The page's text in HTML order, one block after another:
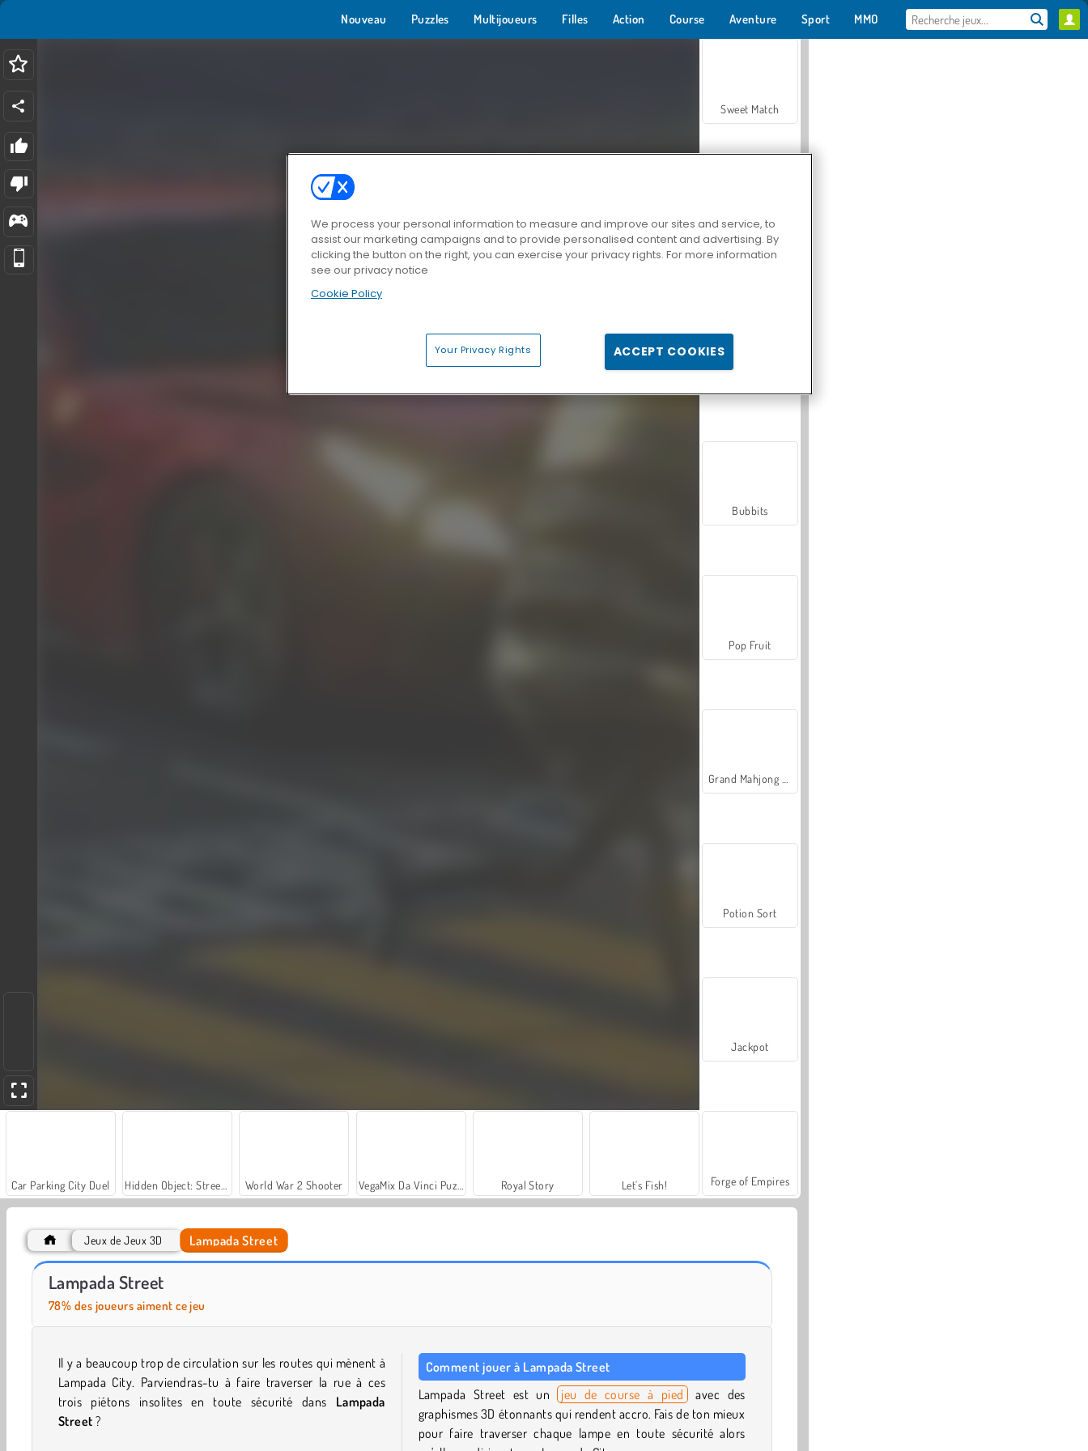
Nouveau Puzzles Multijoueurs Filles Action Course Aventure Sport MMO
Car Parking City Duel World War 2 Shooter Royal Story Let's Fish!
Sweet Match
Zen Solitaire
Bubbits
Pop Fruit
Potion Sort
Jackpot
Forge of Empires
Jeux de Jeux 3D Lampada Street
Lampada Street
78% des joueurs aiment ce jeu
Il y a beaucoup trop de circulation sur les routes qui mènent à
Lampada City. Parviendras-tu à faire traverser la rue à ces
trois piétons insolites en toute sécurité dans Lampada
Street ?
Comment jouer à Lampada Street
Lampada Street est un
jeu de course à pied
avec des
graphismes 3D étonnants qui rendent accro. Fais de ton mieux
pour faire traverser chaque lampe en toute sécurité alors
We process your personal information to measure and improve our sites and service, to
assist our marketing campaigns and to provide personalised content and advertising. By
clicking the button on the right, you can exercise your privacy rights. For more information
see our privacy notice
Cookie Policy
Your Privacy Rights ACCEPT COOKIES